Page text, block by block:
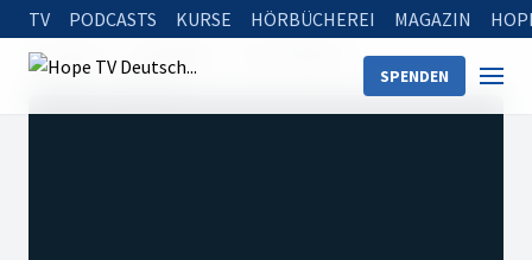
TV PODCASTS KURSE HÖRBÜCHEREI MAGAZIN
SPENDEN
Startseite
Vergeben – aber wie?